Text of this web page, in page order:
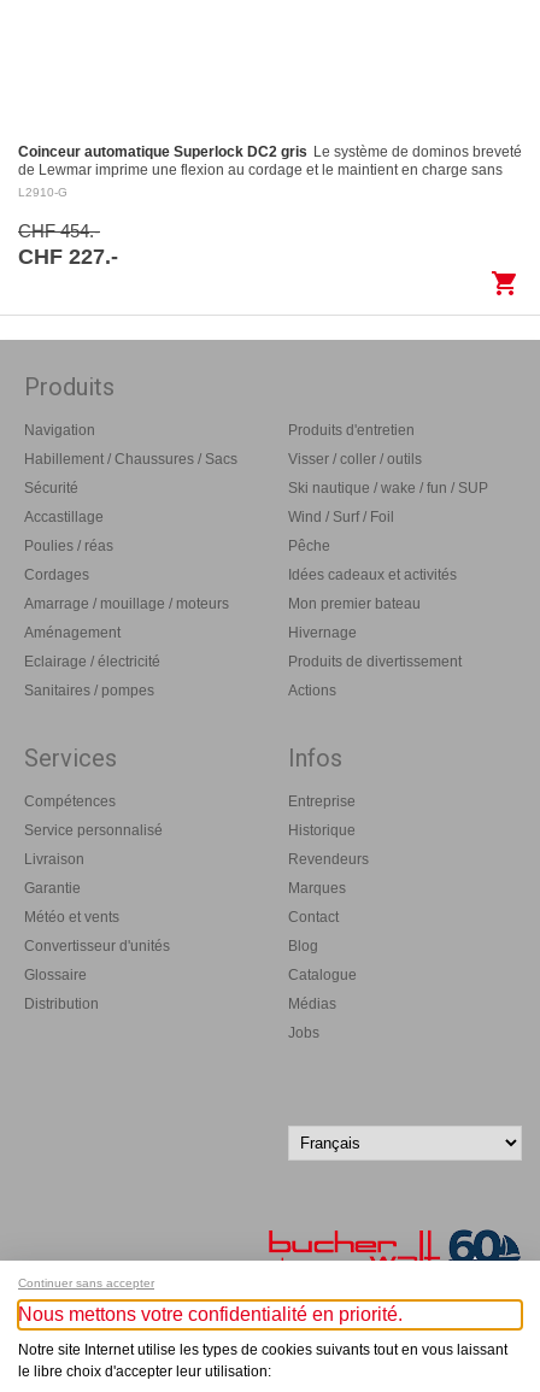
Coinceur automatique Superlock DC2 gris Le système de dominos breveté
de Lewmar imprime une flexion au cordage et le maintient en charge sans
l’endommager Largage contrôlé: le levier…
L2910-G
CHF 454.-
CHF 227.-
shopping_cart
Produits
Navigation
Habillement / Chaussures / Sacs
Sécurité
Accastillage
Poulies / réas
Cordages
Amarrage / mouillage / moteurs
Aménagement
Eclairage / électricité
Sanitaires / pompes
Produits d'entretien
Visser / coller / outils
Ski nautique / wake / fun / SUP
Wind / Surf / Foil
Pêche
Idées cadeaux et activités
Mon premier bateau
Hivernage
Produits de divertissement
Actions
Services
Compétences
Service personnalisé
Livraison
Garantie
Météo et vents
Convertisseur d'unités
Glossaire
Distribution
Infos
Entreprise
Historique
Revendeurs
Marques
Contact
Blog
Catalogue
Médias
Jobs
Inscrivez-vous à notre newsletter !
Continuer sans accepter
Nous mettons votre confidentialité en priorité.
Notre site Internet utilise les types de cookies suivants tout en vous laissant
le libre choix d'accepter leur utilisation: